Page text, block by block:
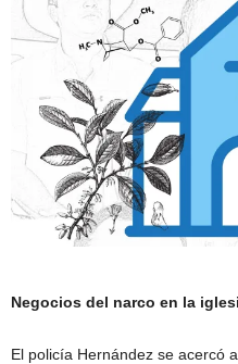
Negocios del narco en la
El policía Hernández se acercó